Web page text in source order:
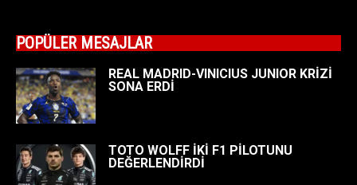
POPÜLER MESAJLAR
REAL MADRID-VINICIUS JUNIOR KRİZİ
SONA ERDİ
TOTO WOLFF İKİ F1 PİLOTUNU
DEĞERLENDİRDİ